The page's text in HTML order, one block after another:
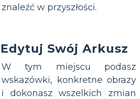
znaleźć w przyszłości.
Edytuj Swój Arkusz
W tym miejscu podasz
wskazówki, konkretne obrazy
i dokonasz wszelkich zmian